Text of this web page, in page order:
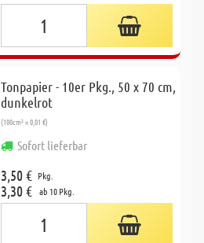
Tonpapier - 10er Pkg., 50 x 70 cm,
dunkelrot
(100cm² = 0,01 €)
Sofort lieferbar
3,50 € Pkg.
3,30 € ab 10 Pkg.